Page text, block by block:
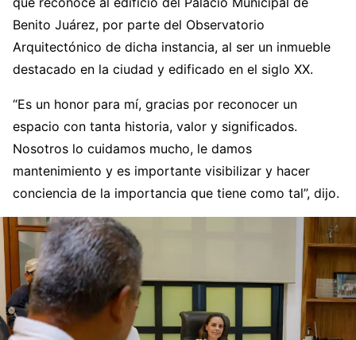
Benito Juárez, por parte del Observatorio
Arquitectónico de dicha instancia, al ser un inmueble
destacado en la ciudad y edificado en el siglo XX.
“Es un honor para mí, gracias por reconocer un
espacio con tanta historia, valor y significados.
Nosotros lo cuidamos mucho, le damos
mantenimiento y es importante visibilizar y hacer
conciencia de la importancia que tiene como tal”, dijo.